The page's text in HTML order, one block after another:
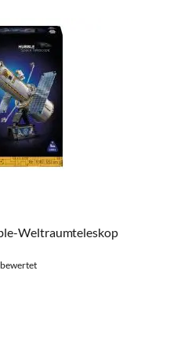
Weltraumteleskop
bewertet